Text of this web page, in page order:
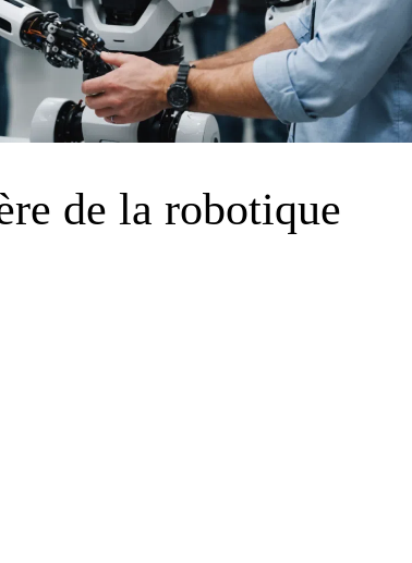
de la robotique